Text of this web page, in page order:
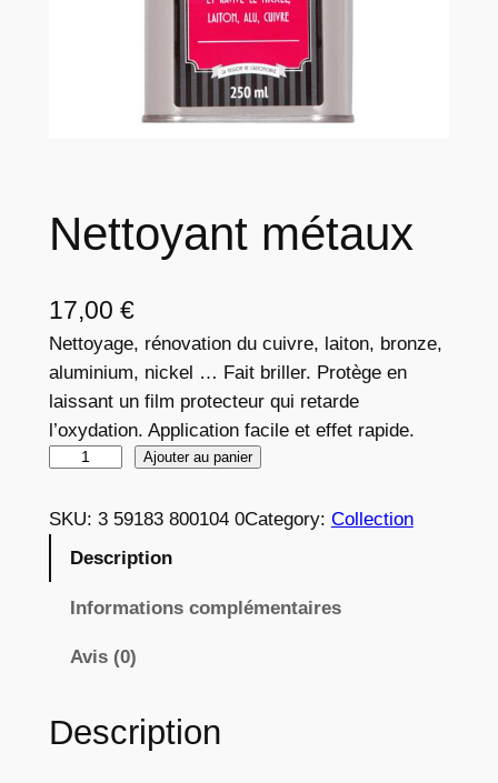
Nettoyant métaux
17,00 €
Nettoyage, rénovation du cuivre, laiton, bronze,
aluminium, nickel … Fait briller. Protège en
laissant un film protecteur qui retarde
l’oxydation. Application facile et effet rapide.
a
e
N
Ajouter au panier
SKU: 3 59183 800104 0Category: Collection
Description
Informations complémentaires
Avis (0)
Description